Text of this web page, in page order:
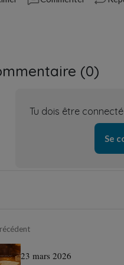
(0)
Tu dois être
Se
23 mars 2026